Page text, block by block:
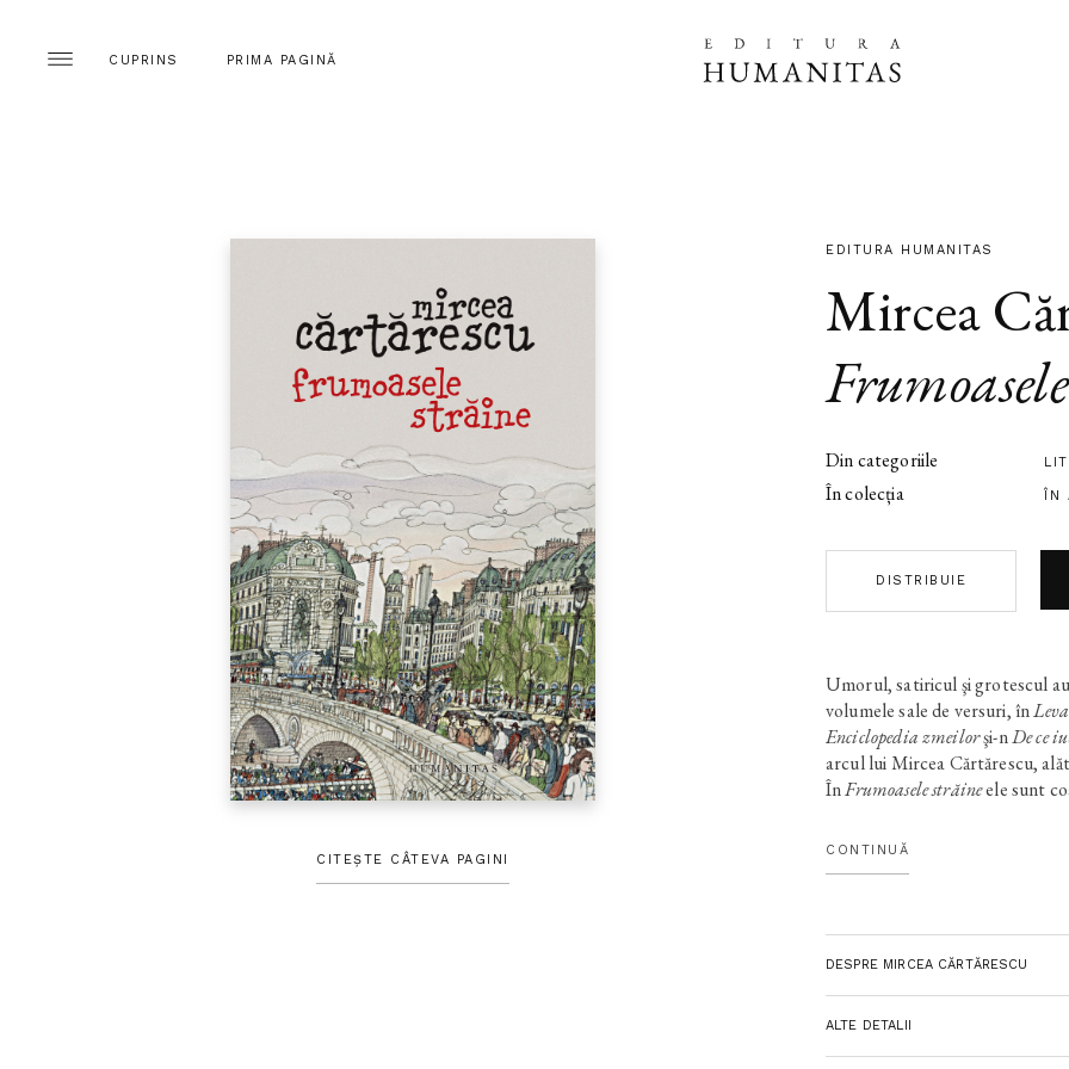
CUPRINS PRIMA PAGINĂ
CITEȘTE CÂTEVA PAGINI
EDITURA HUMANITAS
Mircea
Din categoriile
În colecția ÎN
DISTRIBUIE
Umorul, satiricul şi grotescul
volumele sale de versuri, în
Enciclopedia zmeilorşi-nDe ce
arcul lui Mircea Cărtărescu,
ÎnFrumoasele străineele sunt
povestirii şi ca ubicuitate a
registrele, de la zâmbetul
lungi, cu scriitori, artişti vizuali,
responsabili culturali, fantome
mereu surprinzătoare.
CONTINUĂ
DESPRE MIRCEA CĂRTĂRESCU
ALTE DETALII